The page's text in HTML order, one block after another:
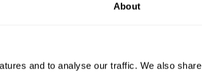
About
and to analyse our traffic. We also share